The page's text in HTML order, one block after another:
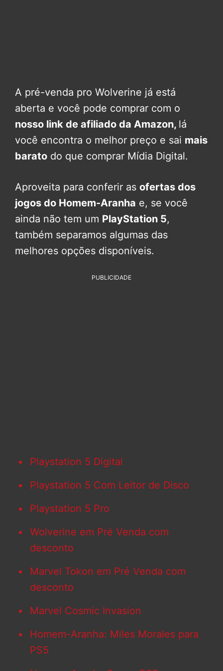
A pré-venda pro Wolverine já está
aberta e você pode comprar com o
nosso link de afiliado da Amazon, lá
você encontra o melhor preço e sai mais
barato do que comprar Mídia Digital.
Aproveita para conferir as ofertas dos
jogos do Homem-Aranha e, se você
ainda não tem um PlayStation 5,
também separamos algumas das
melhores opções disponíveis.
PUBLICIDADE
Playstation 5 Digital
Playstation 5 Com Leitor de Disco
Playstation 5 Pro
Wolverine em Pré Venda com
desconto
Marvel Tokon em Pré Venda com
desconto
Marvel Cosmic Invasion
Homem-Aranha: Miles Morales para
PS5